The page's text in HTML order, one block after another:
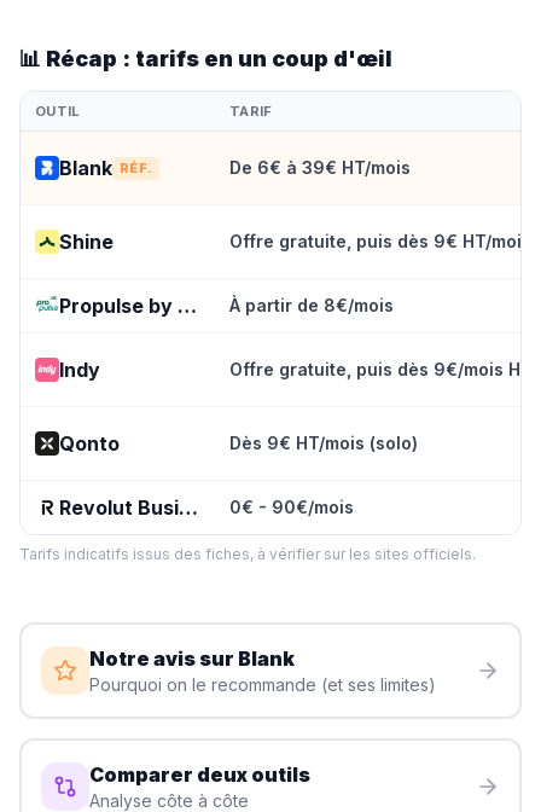
📊 Récap : tarifs en un coup d'œil
OUTIL TARIF
Blank RÉF. De 6€ à 39€ HT/mois
Shine Offre gratuite, puis dès 9€ HT/mois
Propulse by CA À partir de 8€/mois
Indy Offre gratuite, puis dès 9€/mois HT
Qonto Dès 9€ HT/mois (solo)
Revolut Business 0€ - 90€/mois
Tarifs indicatifs issus des fiches, à vérifier sur les sites officiels.
Notre avis sur Blank
Pourquoi on le recommande (et ses limites)
Comparer deux outils
Analyse côte à côte